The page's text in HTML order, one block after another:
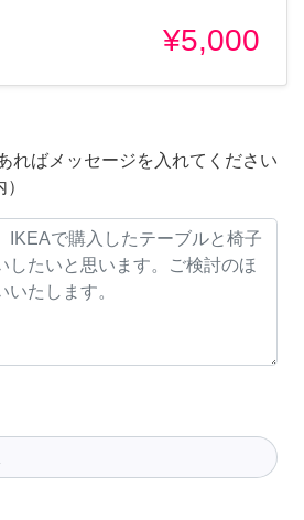
¥5,000
ればメッセージを入れてください